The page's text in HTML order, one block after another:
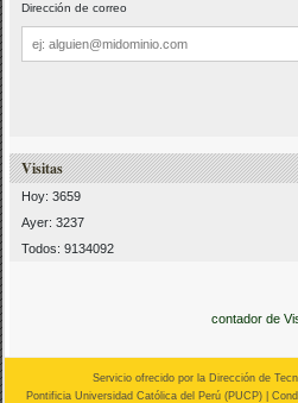
Dirección de correo
Dirección
de
correo
Visitas
Hoy: 3659
Ayer: 3237
Todos: 9134092
contador de
Servicio ofrecido por la Dirección de
Pontificia Universidad Católica del Perú (PUCP) |